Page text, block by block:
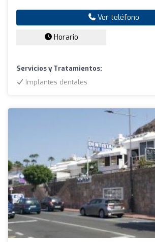
Ver teléfono
Horario
Servicios y Tratamientos:
Implantes dentales